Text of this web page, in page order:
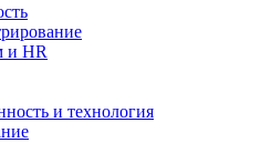
и HR
и технология